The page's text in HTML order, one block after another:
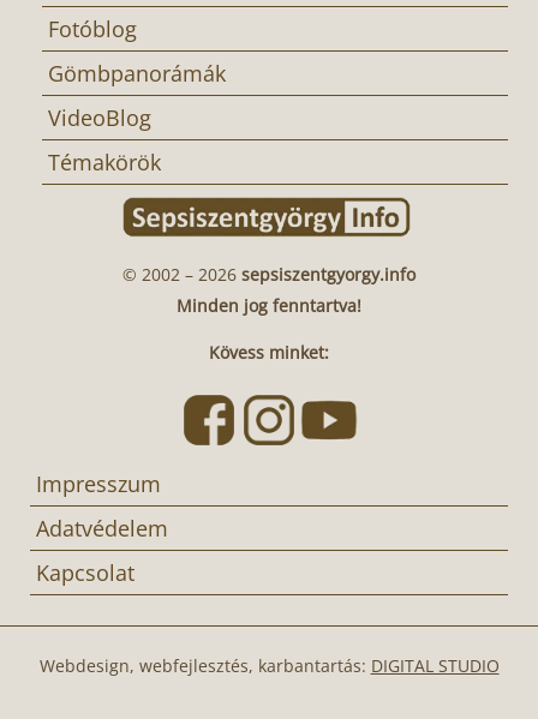
Fotóblog
Gömbpanorámák
VideoBlog
Témakörök
© 2002 – 2026 sepsiszentgyorgy.info
Minden jog fenntartva!
Kövess minket:
Impresszum
Adatvédelem
Kapcsolat
Webdesign, webfejlesztés, karbantartás: DIGITAL STUDIO